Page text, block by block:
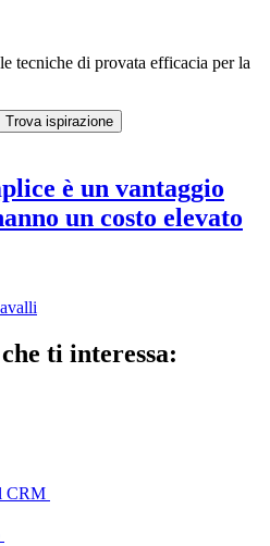
tecniche di provata efficacia per la
è un vantaggio
un costo elevato
ti interessa:
CRM